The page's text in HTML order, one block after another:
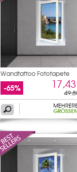
Wandtattoo Fototapete
Fenster
-65%
GRÖSSEN